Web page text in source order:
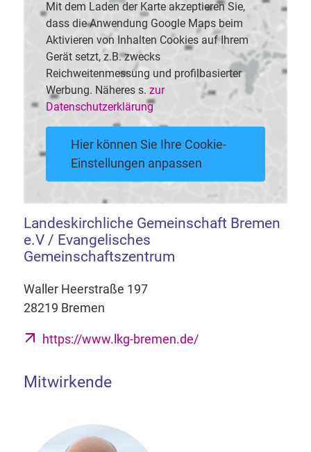
Mit dem Laden der Karte akzeptieren Sie,
dass die Anwendung Google Maps beim
Aktivieren von Inhalten Cookies auf Ihrem
Gerät setzt, z.B. zwecks
Reichweitenmessung und profilbasierter
Werbung. Näheres s. zur
Datenschutzerklärung
Hier können Sie Ihre Cookie-
Einstellungen anpassen
Landeskirchliche Gemeinschaft Bremen
e.V / Evangelisches
Gemeinschaftszentrum
Waller Heerstraße 197
28219 Bremen
https://www.lkg-bremen.de/
Mitwirkende